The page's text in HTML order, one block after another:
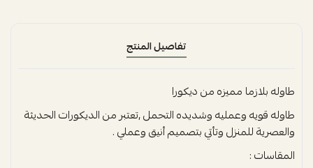
تفاصيل المنتج
طاوله بلازما مميزه من ديكورا
طاوله قويه وعمليه وشديده التحمل ,تعتبر من الديكورات الحديثة
والعصرية للمنزل وتأتي بتصميم أنيق وعملي .
المقاسات :